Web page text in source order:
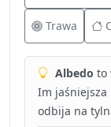
Trawa
Albedo to
Im jaśniejsza
odbija na